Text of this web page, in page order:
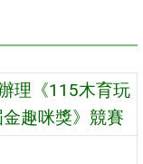
理《115木育玩
趣咪獎》競賽